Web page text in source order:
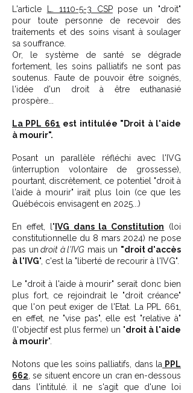
L'article L. 1110-5-3 CSPpose un "droit"
pour toute personne de recevoir des
traitements et des soins visant à soulager
sa souffrance.
Or, le système de santé se dégrade
fortement, les soins palliatifs ne sont pas
soutenus. Faute de pouvoir être soignés,
l'idée d'un droit à être euthanasié
prospère...
La PPL 661 est intitulée "Droit à l'aide
à mourir".
Posant un parallèle réfléchi avec l'IVG
(interruption volontaire de grossesse),
pourtant, discrètement, ce potentiel "droit à
l'aide à mourir" irait plus loin (ce que les
Québécois envisagent en 2025...)
En effet, l ' IVG dans la Constitution (loi
constitutionnelle du 8 mars 2024) ne pose
pas un droit à l'IVG mais un "droit d'accès
à l'IVG", c'est la "liberté de recourir à l'IVG".
Le "droit à l'aide à mourir" serait donc bien
plus fort, ce rejoindrait le "droit créance"
que l'on peut exiger de l'Etat. La PPL 661,
en effet, ne "vise pas", elle est "relative à"
(l'objectif est plus ferme) un "droit à l'aide
à mourir".
Notons que les soins palliatifs, dans la PPL
662 se situent encore un cran en-dessous
dans l'intitulé. il ne s'agit que d'une loi